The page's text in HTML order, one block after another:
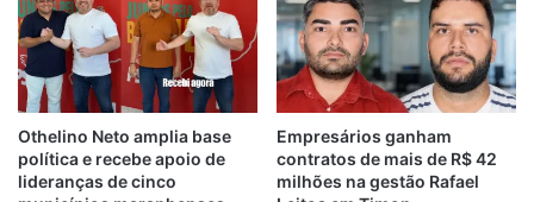
00:00 00:43
A primeira promessa do governador foi feita
ainda em 2022, durante uma Sessão
Itinerante da Assembleia Legislativa
Othelino Neto amplia base
política e recebe apoio de
lideranças de cinco
Empresários ganham
contratos de mais de R$ 42
milhões na gestão Rafael